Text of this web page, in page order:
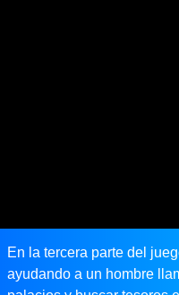
En la tercera parte del
ayudando a un hombre